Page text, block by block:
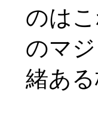
のは
のマ
緒ある